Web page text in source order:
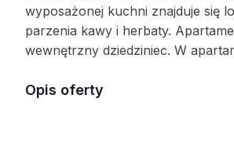
wyposażonej kuchni znajduje się
parzenia kawy i herbaty.
wewnętrzny dziedziniec. W
Opis oferty